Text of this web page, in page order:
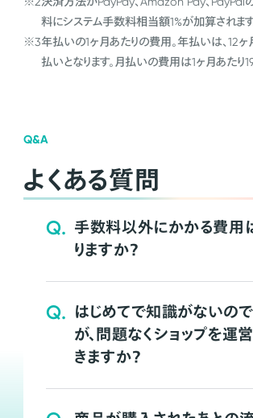
料にシステム手数料相当額1%が加算されます
※3年払いの1ヶ月あたりの費用。年払いは、12ヶ
払いとなります。月払いの費用は1ヶ月あたり
Q&A
よくある質問
Q. 手数料以外にかかる費用
りますか？
Q. はじめてで知識がないの
が、問題なくショップを運
きますか？